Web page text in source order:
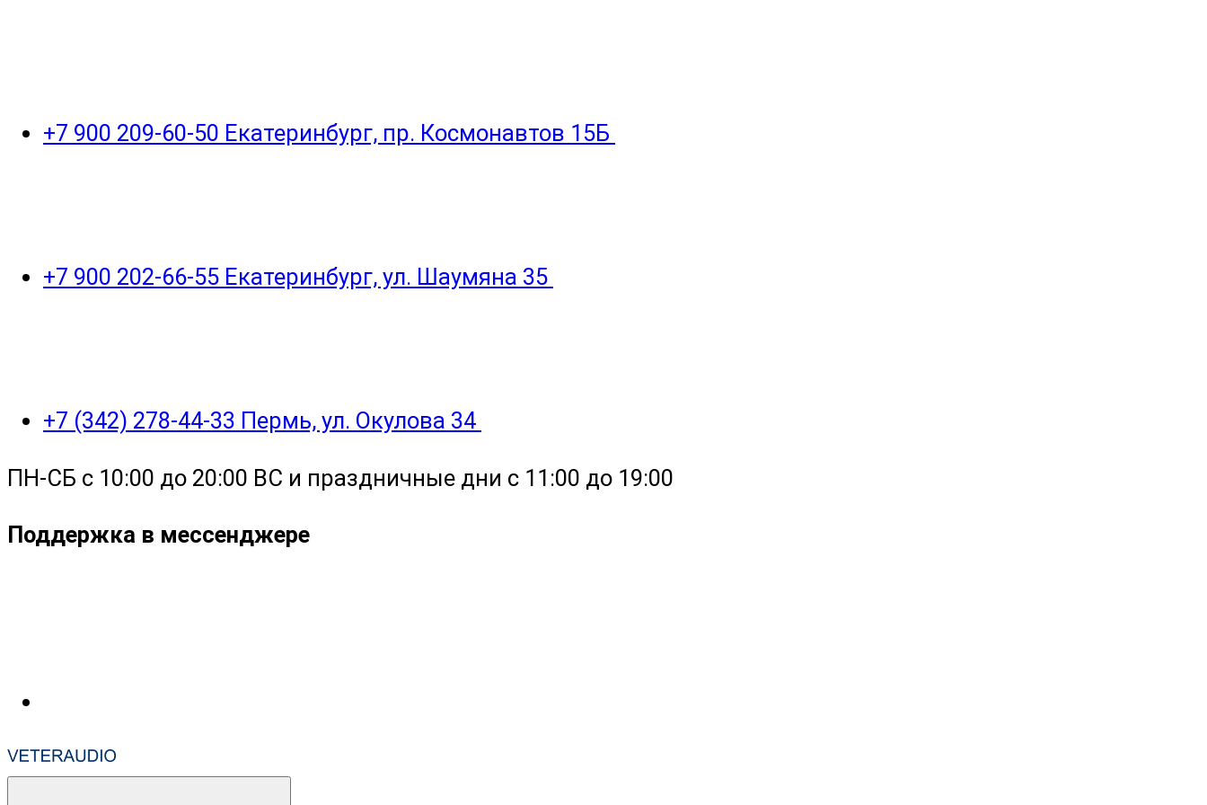
+7 900 209-60-50 Екатеринбург, пр. Космонавтов 15Б
+7 900 202-66-55 Екатеринбург, ул. Шаумяна 35
+7 (342) 278-44-33 Пермь, ул. Окулова 34
ПН-СБ с 10:00 до 20:00 ВС и праздничные дни с 11:00 до 19:00
Поддержка в мессенджере